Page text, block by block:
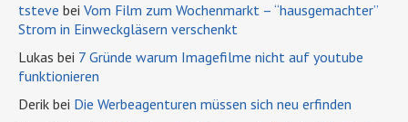
tsteve bei Vom Film zum Wochenmarkt – “hausgemachter”
Strom in Einweckgläsern verschenkt
Lukas bei 7 Gründe warum Imagefilme nicht auf youtube
funktionieren
Derik bei Die Werbeagenturen müssen sich neu erfinden